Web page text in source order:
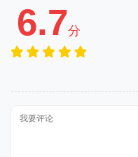
6.7分